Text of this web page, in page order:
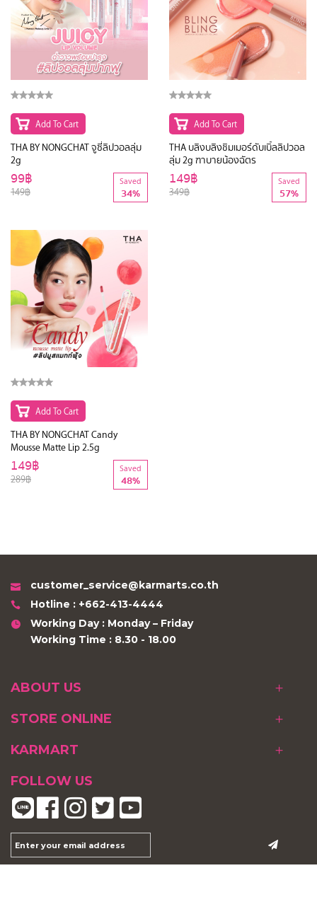
Add To Cart
THA BY NONGCHAT จูซี่ลิปวอลลุ่ม
2g
149฿
99฿ Saved
34%
Add To Cart
THA บลิงบลิงชิมเมอร์ดับเบิ้ลลิปวอล
ลุ่ม 2g ฑาบายน้องฉัตร
349฿
149฿ Saved
57%
Add To Cart
THA BY NONGCHAT Candy
Mousse Matte Lip 2.5g
289฿
149฿ Saved
48%
customer_service@karmarts.co.th
Hotline : +662-413-4444
Working Day : Monday – Friday
Working Time : 8.30 - 18.00
ABOUT US
STORE ONLINE
KARMART
FOLLOW US